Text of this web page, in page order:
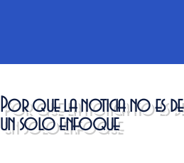
Por que la noticia no es de
un solo enfoque